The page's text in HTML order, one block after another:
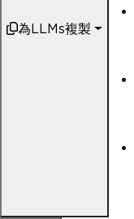
為LLMs複製